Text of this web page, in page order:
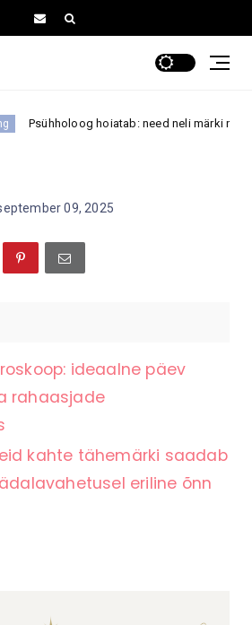
Psühholoog hoiatab: need neli märki
09, 2025
ideaalne päev
rahaasjade
kahte tähemärki saadab
eriline õnn